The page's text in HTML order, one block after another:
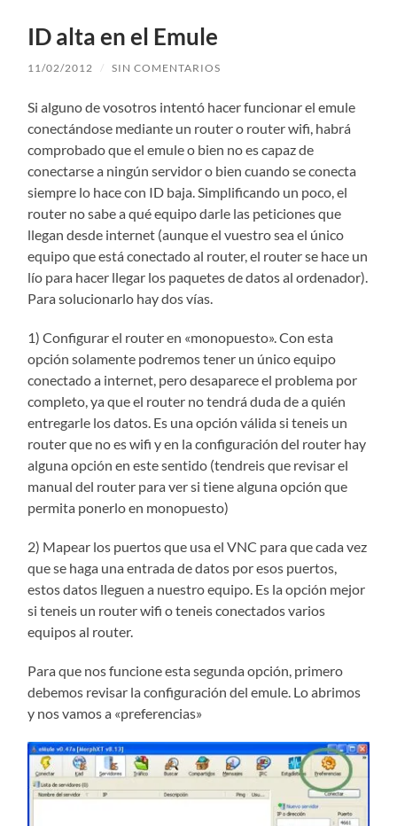
ID alta en el Emule
11/02/2012 / SIN COMENTARIOS
Si alguno de vosotros intentó hacer funcionar el emule
conectándose mediante un router o router wifi, habrá
comprobado que el emule o bien no es capaz de
conectarse a ningún servidor o bien cuando se conecta
siempre lo hace con ID baja. Simplificando un poco, el
router no sabe a qué equipo darle las peticiones que
llegan desde internet (aunque el vuestro sea el único
equipo que está conectado al router, el router se hace un
lío para hacer llegar los paquetes de datos al ordenador).
Para solucionarlo hay dos vías.
1) Configurar el router en «monopuesto». Con esta
opción solamente podremos tener un único equipo
conectado a internet, pero desaparece el problema por
completo, ya que el router no tendrá duda de a quién
entregarle los datos. Es una opción válida si teneis un
router que no es wifi y en la configuración del router hay
alguna opción en este sentido (tendreis que revisar el
manual del router para ver si tiene alguna opción que
permita ponerlo en monopuesto)
2) Mapear los puertos que usa el VNC para que cada vez
que se haga una entrada de datos por esos puertos,
estos datos lleguen a nuestro equipo. Es la opción mejor
si teneis un router wifi o teneis conectados varios
equipos al router.
Para que nos funcione esta segunda opción, primero
debemos revisar la configuración del emule. Lo abrimos
y nos vamos a «preferencias»